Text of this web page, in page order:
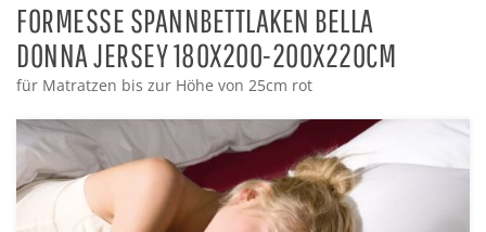
FORMESSE SPANNBETTLAKEN BELLA
DONNA JERSEY 180X200-200X220CM
für Matratzen bis zur Höhe von 25cm rot